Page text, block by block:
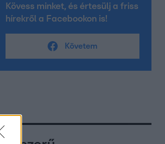
Kövess minket, és értesülj a friss
hírekről a Facebookon is!
Követem